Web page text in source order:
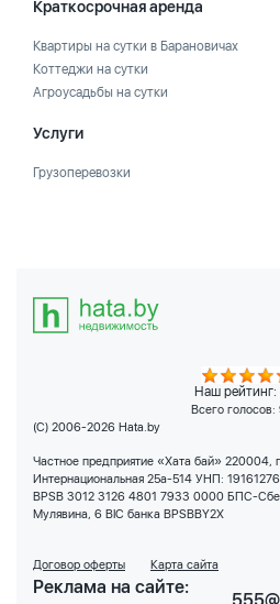
Краткосрочная аренда
Квартиры на сутки в Барановичах
Коттеджи на сутки
Агроусадьбы на сутки
Услуги
Грузоперевозки
Наш рейтинг:
Всего голосов:
(C) 2006-2026 Hata.by
Частное предприятие «Хата бай» 220004,
Интернациональная 25а-514 УНП:
BPSB 3012 3126 4801 7933 0000 БПС-
Мулявина, 6 BIC банка BPSBBY2X
Договор оферты Карта сайта
Реклама на сайте: